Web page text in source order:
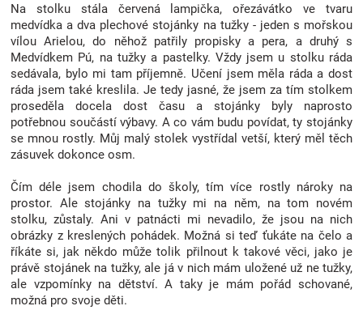
oblečení
Novinky
Značky
Blog
Hračkářství
Přihlášení
Na stolku stála červená lampička, ořezávátko ve tvaru
medvídka a dva plechové stojánky na tužky - jeden s mořskou
vílou Arielou, do něhož patřily propisky a pera, a druhý s
Medvídkem Pú, na tužky a pastelky. Vždy jsem u stolku ráda
sedávala, bylo mi tam příjemně. Učení jsem měla ráda a dost
ráda jsem také kreslila. Je tedy jasné, že jsem za tím stolkem
proseděla docela dost času a stojánky byly naprosto
potřebnou součástí výbavy. A co vám budu povídat, ty stojánky
se mnou rostly. Můj malý stolek vystřídal vetší, který měl těch
zásuvek dokonce osm.
Čím déle jsem chodila do školy, tím více rostly nároky na
prostor. Ale stojánky na tužky mi na něm, na tom novém
stolku, zůstaly. Ani v patnácti mi nevadilo, že jsou na nich
obrázky z kreslených pohádek. Možná si teď ťukáte na čelo a
říkáte si, jak někdo může tolik přilnout k takové věci, jako je
právě stojánek na tužky, ale já v nich mám uložené už ne tužky,
ale vzpomínky na dětství. A taky je mám pořád schované,
možná pro svoje děti.